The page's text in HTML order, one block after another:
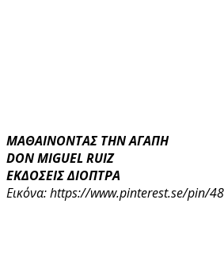
ΜΑΘΑΙΝΟΝΤΑΣ ΤΗΝ ΑΓΑΠΗ
DON MIGUEL RUIZ
ΕΚΔΟΣΕΙΣ ΔΙΟΠΤΡΑ
Εικόνα: https://www.pinterest.se/pin/